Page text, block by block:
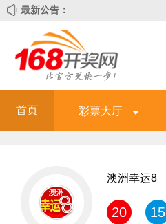
最新公告：
首页 彩票大厅
澳洲幸运8
20 15